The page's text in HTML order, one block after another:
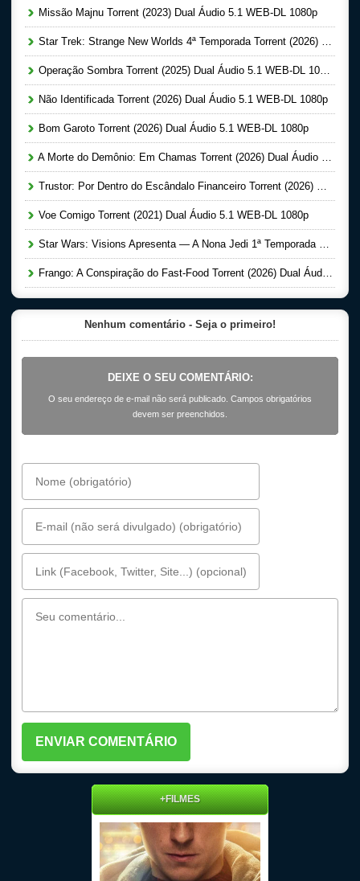
Missão Majnu Torrent (2023) Dual Áudio 5.1 WEB-DL 1080p
Star Trek: Strange New Worlds 4ª Temporada Torrent (2026) Dual Áudio 5.1 WEB-DL 1080p
Operação Sombra Torrent (2025) Dual Áudio 5.1 WEB-DL 1080p
Não Identificada Torrent (2026) Dual Áudio 5.1 WEB-DL 1080p
Bom Garoto Torrent (2026) Dual Áudio 5.1 WEB-DL 1080p
A Morte do Demônio: Em Chamas Torrent (2026) Dual Áudio WEB-DL 720p | 1080p
Trustor: Por Dentro do Escândalo Financeiro Torrent (2026) Dual Áudio 5.1 WEB-DL 1080p
Voe Comigo Torrent (2021) Dual Áudio 5.1 WEB-DL 1080p
Star Wars: Visions Apresenta — A Nona Jedi 1ª Temporada Completa Torrent (2026) Dual Áudio 5.1 WEB-DL 1080p
Frango: A Conspiração do Fast-Food Torrent (2026) Dual Áudio 5.1 WEB-DL 1080p
Nenhum comentário - Seja o primeiro!
DEIXE O SEU COMENTÁRIO:
O seu endereço de e-mail não será publicado. Campos obrigatórios
devem ser preenchidos.
+FILMES